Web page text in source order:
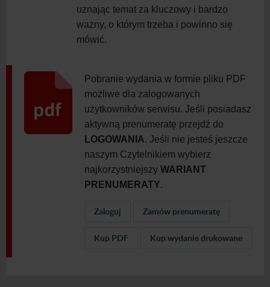
uznając temat za kluczowy i bardzo
ważny, o którym trzeba i powinno się
mówić.
Pobranie wydania w formie pliku PDF
możliwe dla zalogowanych
użytkowników serwisu. Jeśli posiadasz
aktywną prenumeratę przejdź do
LOGOWANIA. Jeśli nie jesteś jeszcze
naszym Czytelnikiem wybierz
najkorzystniejszy WARIANT
PRENUMERATY.
Zaloguj Zamów prenumeratę
Kup PDF Kup wydanie drukowane